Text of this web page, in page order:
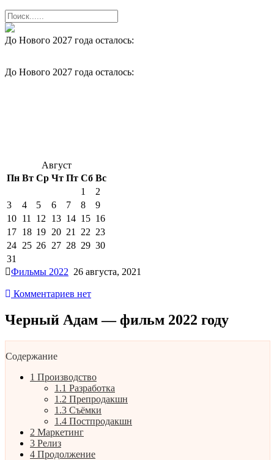
До Нового 2027 года осталось:
До Нового 2027 года осталось:
Август
Пн Вт Ср Чт Пт Сб Вс
1
2
3
4 5 6 7 8
9
10 11 12 13 14 15 16
17 18 19 20 21 22 23
24 25 26 27 28 29 30
31
Фильмы 2022 26 августа, 2021
Комментариев нет
Черный Адам — фильм 2022 году
Содержание
1 Производство
1.1 Разработка
1.2 Препродакшн
1.3 Съёмки
1.4 Постпродакшн
2 Маркетинг
3 Релиз
4 Продолжение